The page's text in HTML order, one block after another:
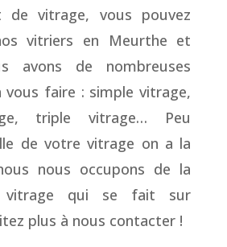
de vitrage, vous pouvez
vitriers en Meurthe et
avons de nombreuses
vous faire : simple vitrage,
triple vitrage… Peu
de votre vitrage on a la
nous occupons de la
vitrage qui se fait sur
plus à nous contacter !